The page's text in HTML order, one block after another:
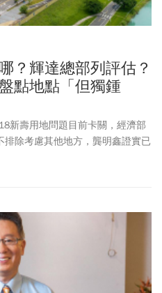
？輝達總部列評估？
點地點「但獨鍾
新壽用地問題目前卡關，經濟部
除考慮其他地方，龔明鑫證實已
，請經濟部盤點「包含台北市在
輝達達成需求。龔明鑫被問到民
？龔明鑫肯定表示這也是評估選
他地點「算是備胎啦」，但中央
定條件期待，到10/24前還有一點
考。